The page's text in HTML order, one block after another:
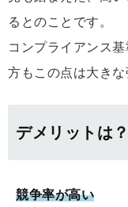
るとのことです。
コンプライアンス
方もこの点は大きな
デメリットは？
競争率が高い